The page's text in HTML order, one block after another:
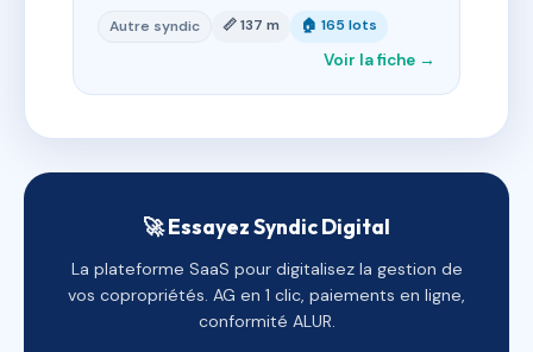
Autre syndic 📏 137 m 🏠 165 lots
Voir la fiche →
🚀 Essayez Syndic Digital
La plateforme SaaS pour digitalisez la gestion de
vos copropriétés. AG en 1 clic, paiements en ligne,
conformité ALUR.